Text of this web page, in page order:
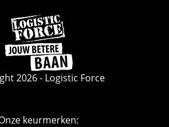
Ga
naar
de
homepage
2026 - Logistic Force
keurmerken: